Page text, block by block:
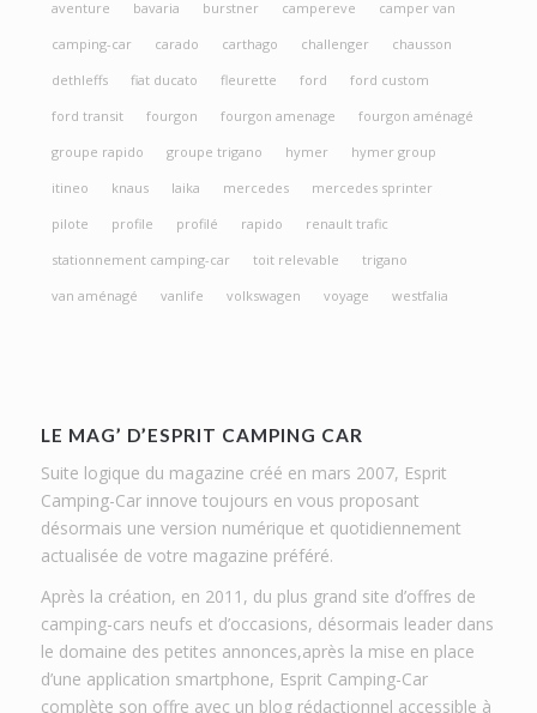
aventure
bavaria burstner campereve
camper van
camping-car
carado carthago challenger
chausson
dethleffs
fiat ducato fleurette ford
ford custom
ford transit
fourgon fourgon amenage
fourgon aménagé
groupe rapido
groupe trigano hymer
hymer group
itineo
knaus laika mercedes
mercedes sprinter
pilote
profile profilé rapido
renault trafic
stationnement camping-car
toit relevable
trigano
van aménagé
vanlife volkswagen voyage westfalia
LE MAG’ D’ESPRIT CAMPING CAR
Suite logique du magazine créé en mars 2007, Esprit
Camping-Car innove toujours en vous proposant
désormais une version numérique et quotidiennement
actualisée de votre magazine préféré.
Après la création, en 2011, du plus grand site d’offres de
camping-cars neufs et d’occasions, désormais leader dans
le domaine des petites annonces,après la mise en place
d’une application smartphone, Esprit Camping-Car
complète son offre avec un blog rédactionnel accessible à